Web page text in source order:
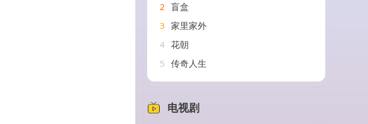
2 盲盒
3 家里家外
4 花朝
5 传奇人生
电视剧